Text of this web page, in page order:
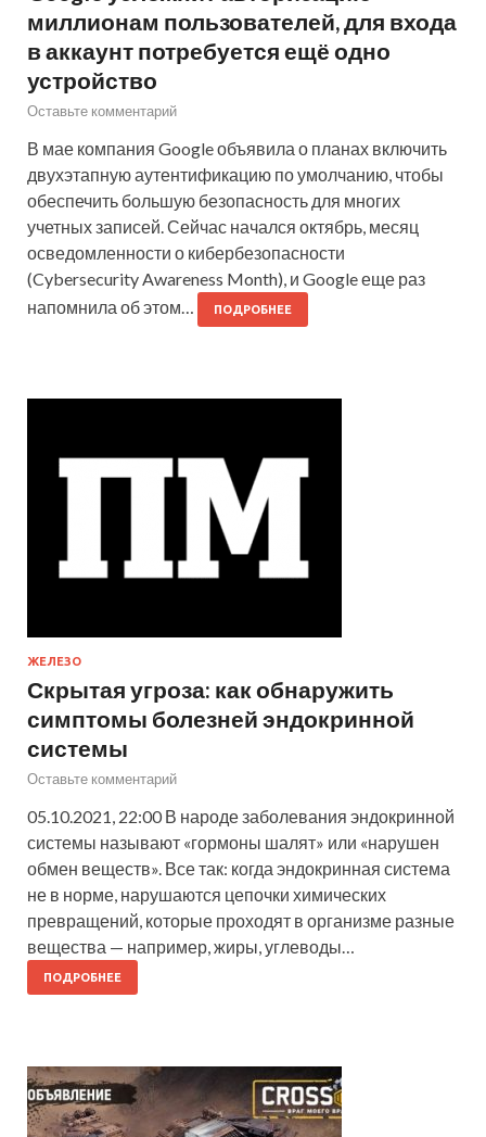
миллионам пользователей, для входа
в аккаунт потребуется ещё одно
устройство
Оставьте комментарий
В мае компания Google объявила о планах включить
двухэтапную аутентификацию по умолчанию, чтобы
обеспечить большую безопасность для многих
учетных записей. Сейчас начался октябрь, месяц
осведомленности о кибербезопасности
(Cybersecurity Awareness Month), и Google еще раз
напомнила об этом…
ПОДРОБНЕЕ
ЖЕЛЕЗО
Скрытая угроза: как обнаружить
симптомы болезней эндокринной
системы
Оставьте комментарий
05.10.2021, 22:00 В народе заболевания эндокринной
системы называют «гормоны шалят» или «нарушен
обмен веществ». Все так: когда эндокринная система
не в норме, нарушаются цепочки химических
превращений, которые проходят в организме разные
вещества — например, жиры, углеводы…
ПОДРОБНЕЕ